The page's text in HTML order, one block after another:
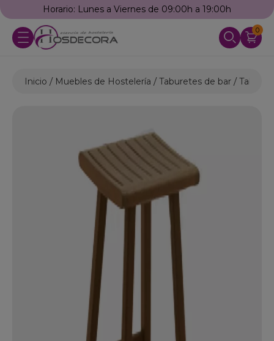
Horario: Lunes a Viernes de 09:00h a 19:00h
0
Inicio Muebles de Hostelería Taburetes de bar